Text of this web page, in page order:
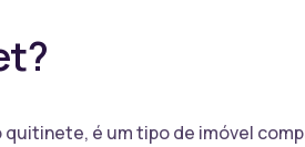
é um tipo de imóvel